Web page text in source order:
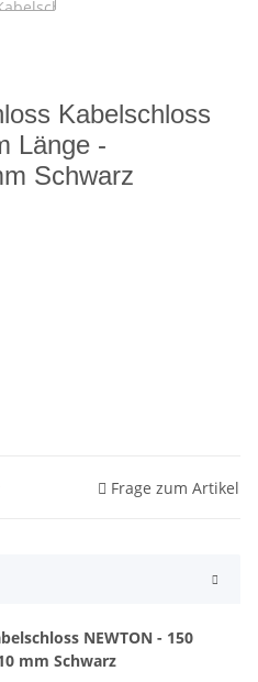
Kabelschloss
Länge -
Schwarz
Frage zum Artikel
NEWTON - 150
mm Schwarz